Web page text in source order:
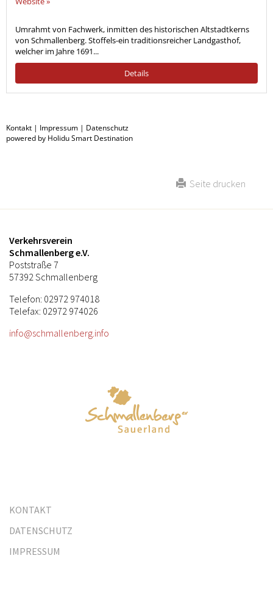
Seite drucken
Verkehrsverein
Schmallenberg e.V.
Poststraße 7
57392 Schmallenberg
Telefon: 02972 974018
Telefax: 02972 974026
info@schmallenberg.info
KONTAKT
DATENSCHUTZ
IMPRESSUM